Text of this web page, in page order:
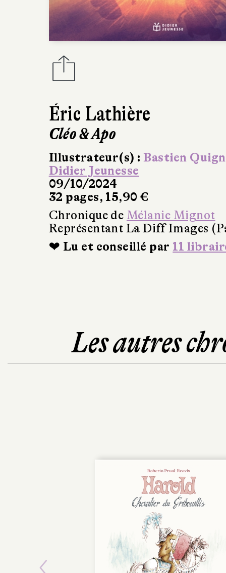
Éric Lathière
Cléo & Apo
Illustrateur(s) :Bastien
Didier Jeunesse
09/10/2024
32 pages, 15,90 €
Chronique de Mélanie Mignot
Représentant La Diff Images
❤ Lu et conseillé par 11
Les autres